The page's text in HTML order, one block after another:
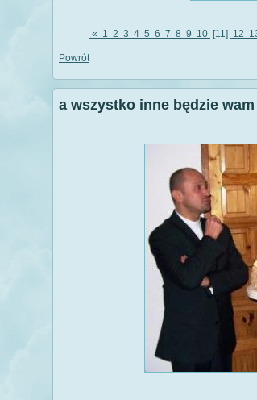
« 1 2 3 4 5 6 7 8 9 10 [11] 12
Powrót
a wszystko inne będzie